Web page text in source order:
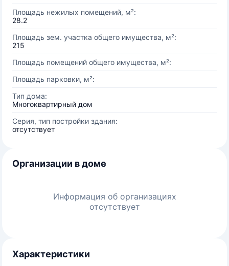
Площадь нежилых помещений, м²:
28.2
Площадь зем. участка общего имущества, м²:
215
Площадь помещений общего имущества, м²:
Площадь парковки, м²:
Тип дома:
Многоквартирный дом
Серия, тип постройки здания:
отсутствует
Организации в доме
Информация об организациях
отсутствует
Характеристики